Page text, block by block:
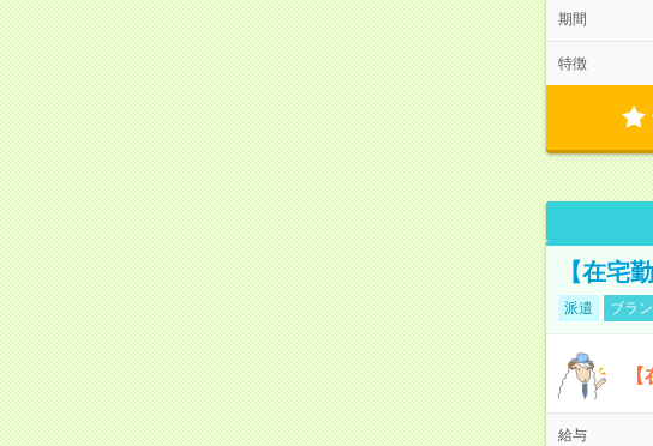
期間
特徴
【在宅
派遣 ブラ
給与